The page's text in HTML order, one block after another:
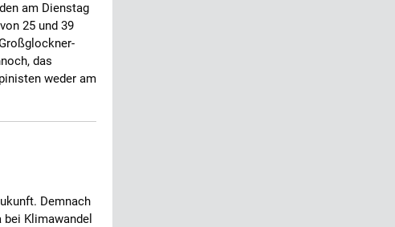
am Dienstag
25 und 39
das
weder am
Demnach
Klimawandel